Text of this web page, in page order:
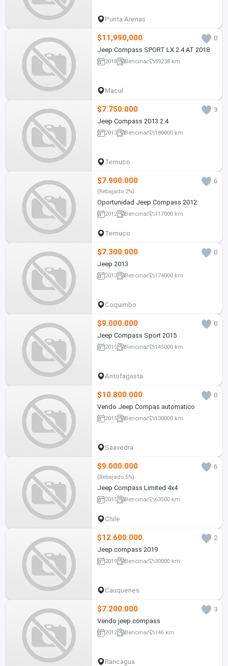
Punta Arenas
$11,990,000
0
Jeep Compass SPORT LX 2.4 AT 2018
2018 Bencina 59238 km
Macul
$7.750.000
3
Jeep Compass 2013 2.4
2013 Bencina 180000 km
Temuco
$7.900.000 6
(Rebajado 2%)
Oportunidad Jeep Compass 2012
2012 Bencina 117000 km
Temuco
$7.300.000
0
Jeep 2013
2013 Bencina 174000 km
Coquimbo
$9.000.000
0
Jeep Compass Sport 2015
2015 Bencina 145000 km
Antofagasta
$10.800.000
0
Vendo Jeep Compas automatico
2015 Bencina 130000 km
Saavedra
$9.000.000 6
(Rebajado 5%)
Jeep Compass Limited 4x4
2015 Bencina 63500 km
Chile
$12.600.000
2
Jeep compass 2019
2019 Bencina 30000 km
Cauquenes
$7.200.000
3
Vendo jeep compass
2012 Bencina 146 km
Rancagua